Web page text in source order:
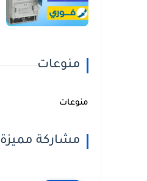
منوعات
منوعات
مشاركة مميزة